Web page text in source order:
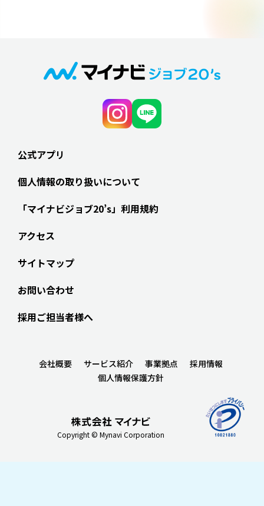
公式アプリ
個人情報の取り扱いについて
「マイナビジョブ20’s」利用規約
アクセス
サイトマップ
お問い合わせ
採用ご担当者様へ
Copyright © Mynavi Corporation
会社概要 サービス紹介 事業拠点
採用情報
個人情報保護方針